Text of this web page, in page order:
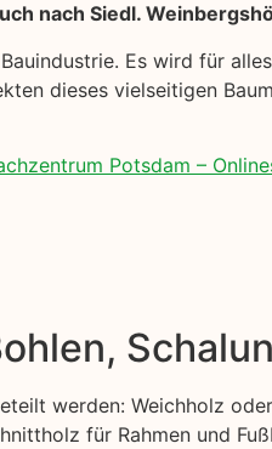
nach Siedl.
Es wird für
dieses vielseitigen
Potsdam –
werden: Weichholz
für Rahmen und